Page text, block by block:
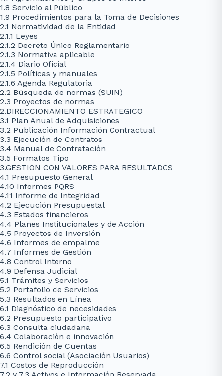
1.8 Servicio al Público
1.9 Procedimientos para la Toma de Decisiones
2.1 Normatividad de la Entidad
2.1.1 Leyes
2.1.2 Decreto Único Reglamentario
2.1.3 Normativa aplicable
2.1.4 Diario Oficial
2.1.5 Políticas y manuales
2.1.6 Agenda Regulatoria
2.2 Búsqueda de normas (SUIN)
2.3 Proyectos de normas
2.DIRECCIONAMIENTO ESTRATEGICO
3.1 Plan Anual de Adquisiciones
3.2 Publicación Información Contractual
3.3 Ejecución de Contratos
3.4 Manual de Contratación
3.5 Formatos Tipo
3.GESTION CON VALORES PARA RESULTADOS
4.1 Presupuesto General
4.10 Informes PQRS
4.11 Informe de Integridad
4.2 Ejecución Presupuestal
4.3 Estados financieros
4.4 Planes Institucionales y de Acción
4.5 Proyectos de Inversión
4.6 Informes de empalme
4.7 Informes de Gestión
4.8 Control Interno
4.9 Defensa Judicial
5.1 Trámites y Servicios
5.2 Portafolio de Servicios
5.3 Resultados en Línea
6.1 Diagnóstico de necesidades
6.2 Presupuesto participativo
6.3 Consulta ciudadana
6.4 Colaboración e innovación
6.5 Rendición de Cuentas
6.6 Control social (Asociación Usuarios)
7.1 Costos de Reproducción